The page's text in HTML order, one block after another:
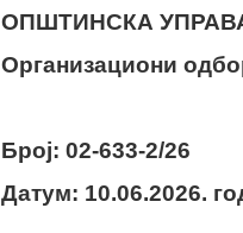
OПШТИНСКА
Организациони
Број: 02-633-2/26
Датум: 10.06.2026.